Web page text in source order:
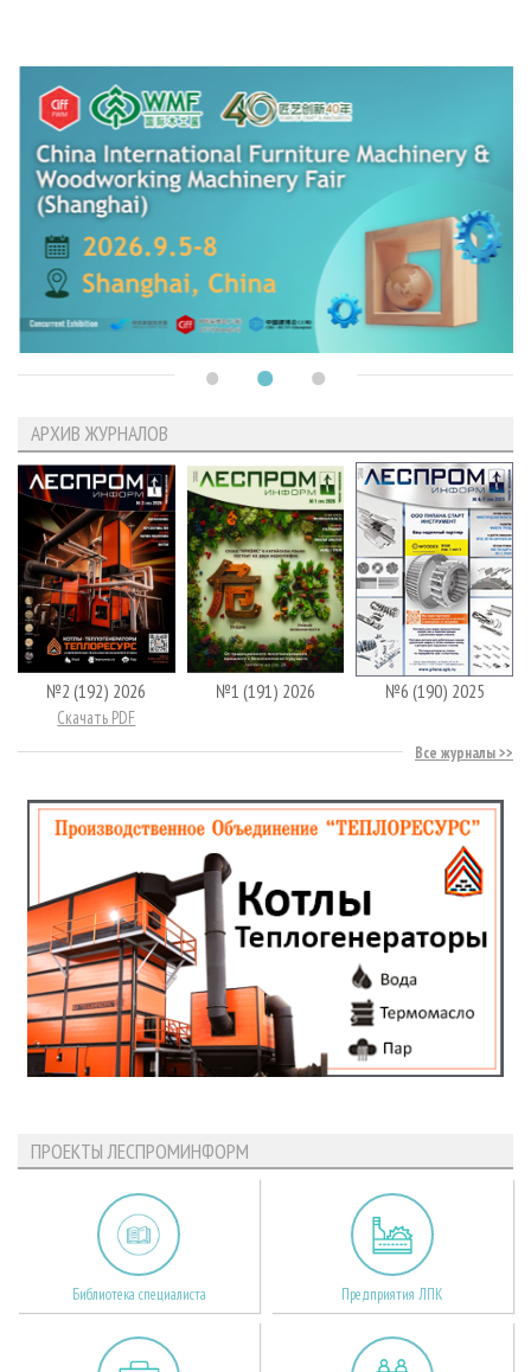
АРХИВ ЖУРНАЛОВ
№2 (192) 2026
Скачать PDF
№1 (191) 2026 №6 (190) 2025
Все журналы
ПРОЕКТЫ ЛЕСПРОМИНФОРМ
Библиотека специалиста Предприятия ЛПК